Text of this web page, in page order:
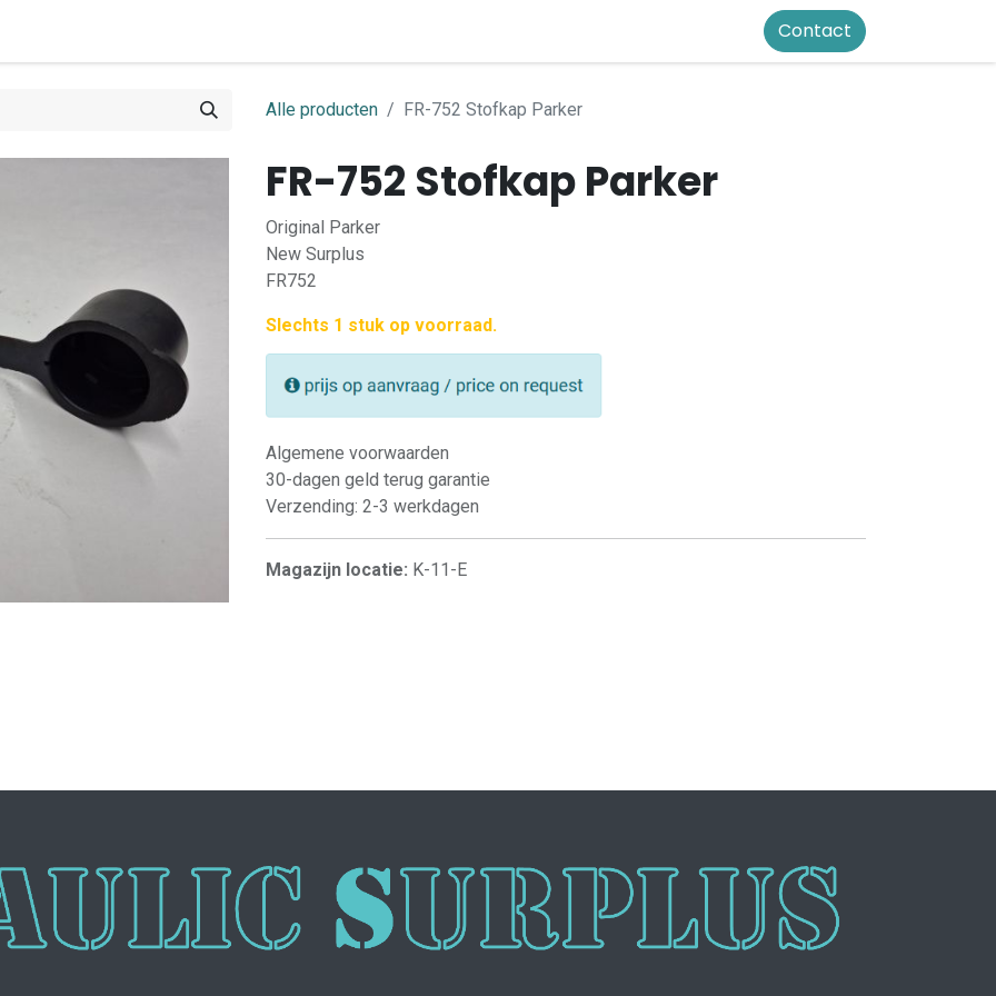
Contact
Alle producten FR-752 Stofkap Parker
FR-752 Stofkap Parker
Original Parker
New Surplus
FR752
Slechts 1 stuk op voorraad.
Algemene voorwaarden
30-dagen geld terug garantie
Verzending: 2-3 werkdagen
Magazijn locatie: K-11-E